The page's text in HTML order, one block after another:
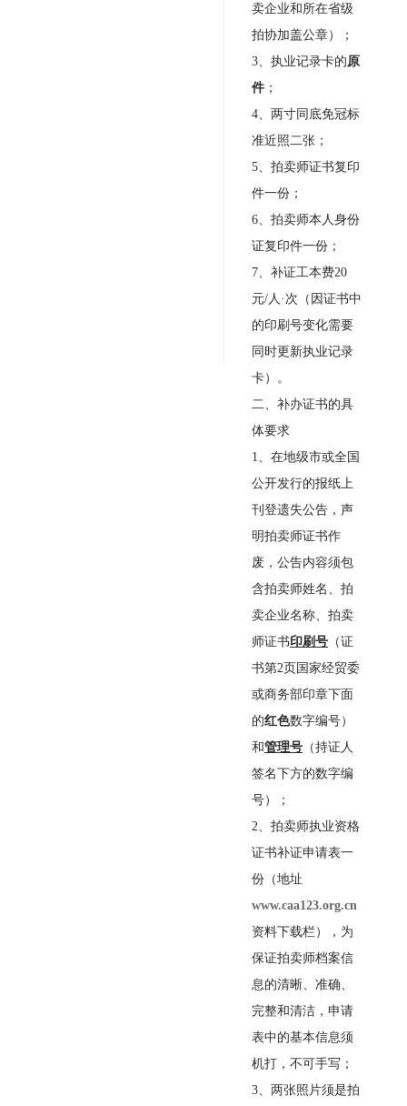
卖企业和所在省级
拍协加盖公章）；
3 、执业记录卡的原
件 ；
4 、两寸同底免冠标
准近照二张；
5 、拍卖师证书复印
件一份；
6 、拍卖师本人身份
证复印件一份；
7 、补证工本费20
元/ 人·次（因证书中
的印刷号变化需要
同时更新执业记录
卡）。
二、补办证书的具
体要求
1
、在地级市或全国
公开发行的报纸上
刊登遗失公告，声
明拍卖师证书作
废，公告内容须包
含拍卖师姓名、拍
卖企业名称、拍卖
师证书印刷号 （证
书第2页国家经贸委
或商务部印章下面
的红色数字编号）
和管理号 （持证人
签名下方的数字编
号）；
2 、拍卖师执业资格
证书补证申请表一
份（地址
www.caa123.org.cn
资料下载栏），为
保证拍卖师档案信
息的清晰、准确、
完整和清洁，申请
表中的基本信息须
机打，不可手写；
3 、两张照片须是拍